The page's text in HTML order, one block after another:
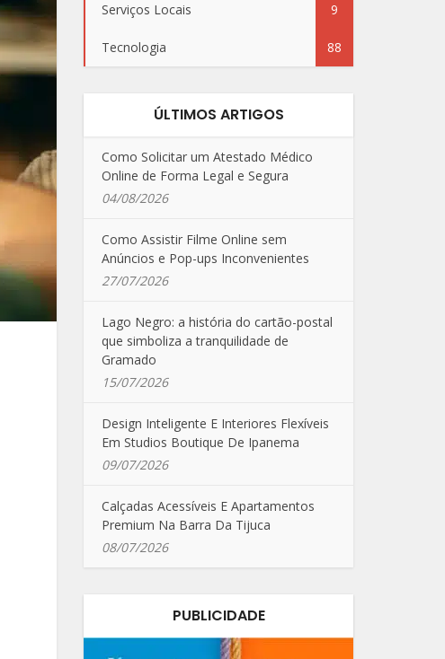
Serviços Locais 9
Tecnologia 88
ÚLTIMOS ARTIGOS
Como Solicitar um Atestado Médico
Online de Forma Legal e Segura
04/08/2026
Como Assistir Filme Online sem
Anúncios e Pop-ups Inconvenientes
27/07/2026
Lago Negro: a história do cartão-postal
que simboliza a tranquilidade de
Gramado
15/07/2026
Design Inteligente E Interiores Flexíveis
Em Studios Boutique De Ipanema
09/07/2026
Calçadas Acessíveis E Apartamentos
Premium Na Barra Da Tijuca
08/07/2026
PUBLICIDADE